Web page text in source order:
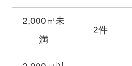
2,000㎡未
満
2件